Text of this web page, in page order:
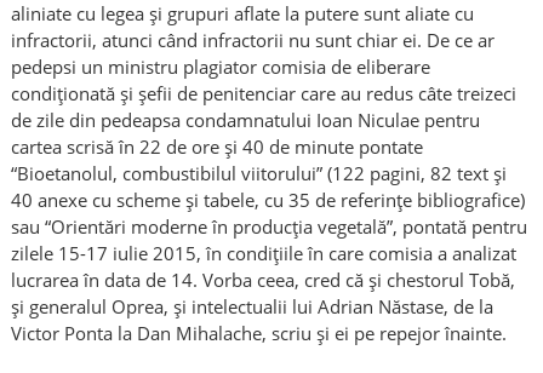
aliniate cu legea și grupuri aflate la putere sunt aliate cu
infractorii, atunci când infractorii nu sunt chiar ei. De ce ar
pedepsi un ministru plagiator comisia de eliberare
condiţionată și șefii de penitenciar care au redus câte treizeci
de zile din pedeapsa condamnatului Ioan Niculae pentru
cartea scrisă în 22 de ore şi 40 de minute pontate
“Bioetanolul, combustibilul viitorului” (122 pagini, 82 text și
40 anexe cu scheme şi tabele, cu 35 de referinţe bibliografice)
sau “Orientări moderne în producţia vegetală”, pontată pentru
zilele 15-17 iulie 2015, în condiţiile în care comisia a analizat
lucrarea în data de 14. Vorba ceea, cred că și chestorul Tobă,
și generalul Oprea, și intelectualii lui Adrian Năstase, de la
Victor Ponta la Dan Mihalache, scriu și ei pe repejor înainte.